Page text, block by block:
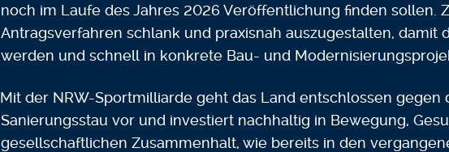
noch im Laufe des Jahres 2026 Veröffentlichung finden sollen.
Antragsverfahren schlank und praxisnah auszugestalten, damit
werden und schnell in konkrete Bau- und
Mit der NRW-Sportmilliarde geht das Land entschlossen gegen
Sanierungsstau vor und investiert nachhaltig in Bewegung,
gesellschaftlichen Zusammenhalt, wie bereits in den